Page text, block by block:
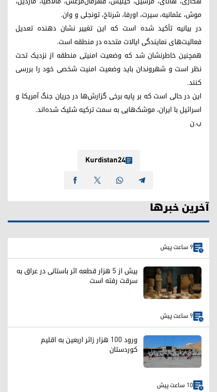
موش، عثمانیه، سیرت، اورفا، شرناخ، تونجلی و وان.
در بیانیه تأکید شده است که این تغییر نشان دهنده تعدیل
فعالیت‌های نمایندگی ایالات متحده در منطقه است.
همچنین خاطرنشان شد که وضعیت امنیتی منطقه از نزدیک تحت
نظر است و شهروندان باید وضعیت امنیت شخصی خود را بررسی
کنند.
این در حالی است که بر پایه برخی گزارش‌ها در جریان جنگ آمریکا و
اسرائیل با ایران، موشک‌هایی به سمت ترکیه شلیک شده‌اند.
ب.ن
Kurdistan24
آخرین خبرها
9 ساعت پیش
بیش از ۵ هزار قطعه اثر باستانی در عراق به
سرقت رفته است
9 ساعت پیش
ورود ۱۰۰ هزار زائر اربعین به اقلیم
کوردستان
10 ساعت پیش